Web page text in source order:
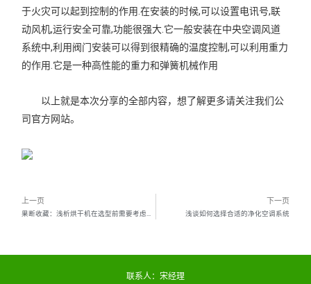
于火灾可以起到控制的作用.在安装的时候,可以设置电讯号,联
动风机,运行安全可靠,功能很强大.它一般安装在中央空调风道
系统中,利用阀门安装可以得到很精确的温度控制,可以利用重力
的作用.它是一种高性能的重力和弹簧机械作用
以上就是本次分享的全部内容，想了解更多请关注我们公
司官方网站。
上一页 下一页
浅谈如何选择合适的净化空调系统
联系人：宋经理